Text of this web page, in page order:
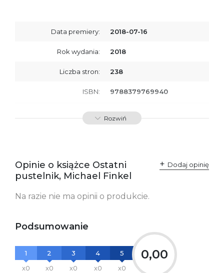
Data premiery: 2018-07-16
Rok wydania: 2018
Liczba stron: 238
ISBN: 9788379769940
SKU: E200990
Rozwiń
Opinie o książce Ostatni
pustelnik, Michael Finkel
Dodaj opinię
Na razie nie ma opinii o produkcie.
Podsumowanie
1
x0
2
x0
3
x0
4
x0
5
x0
0,00